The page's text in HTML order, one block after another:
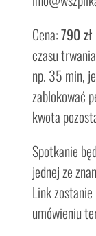
Cena:790
czasu
np. 35 min,
zablokować
kwota
Spotkanie
jednej ze
Link
umówieniu